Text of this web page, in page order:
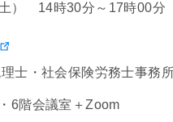
） 14時30分～17時00分
士・社会保険労務士事務所
6階会議室＋Zoom